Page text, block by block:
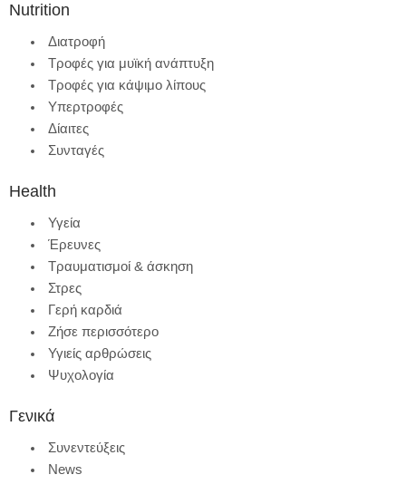
Nutrition
Διατροφή
Τροφές για μυϊκή ανάπτυξη
Τροφές για κάψιμο λίπους
Υπερτροφές
Δίαιτες
Συνταγές
Health
Υγεία
Έρευνες
Τραυματισμοί & άσκηση
Στρες
Γερή καρδιά
Ζήσε περισσότερο
Υγιείς αρθρώσεις
Ψυχολογία
Γενικά
Συνεντεύξεις
News